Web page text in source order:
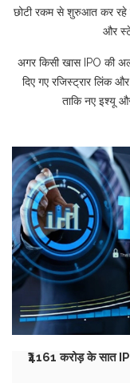
छोटी रकम से शुरुआत कर रहे
और
अगर किसी खास IPO की
दिए गए रजिस्ट्रार लिंक
ताकि नए इश्यू
₹4161 करोड़ के सात